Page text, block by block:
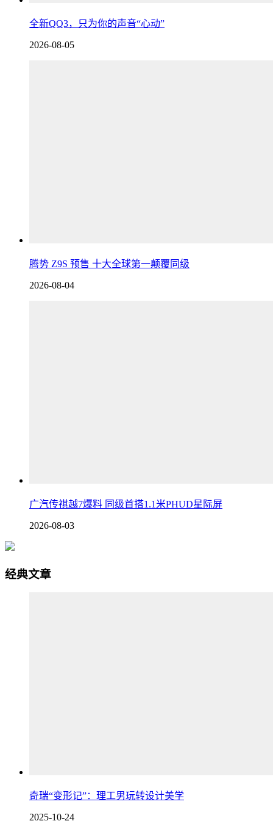
全新QQ3，只为你的声音“心动”
2026-08-05
腾势 Z9S 预售 十大全球第一颠覆同级
2026-08-04
广汽传祺越7爆料 同级首搭1.1米PHUD星际屏
2026-08-03
经典文章
奇瑞“变形记”：理工男玩转设计美学
2025-10-24